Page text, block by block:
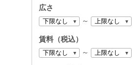
広さ
～
賃料（税込）
～